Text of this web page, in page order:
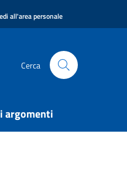
all'area personale
Cerca
argomenti